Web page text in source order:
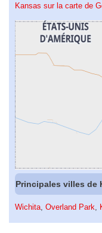
Kansas sur la carte de
Principales villes de
Wichita Overland Park